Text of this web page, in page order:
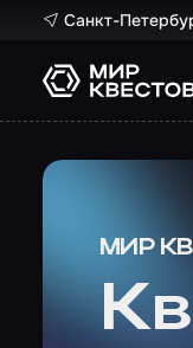
Санкт-
МИР